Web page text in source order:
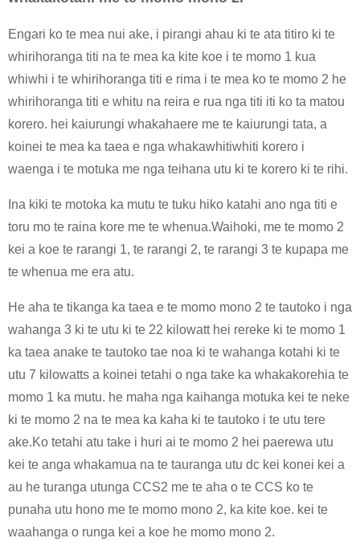
Engari ko te mea nui ake, i pirangi ahau ki te ata titiro ki te
whirihoranga titi na te mea ka kite koe i te momo 1 kua
whiwhi i te whirihoranga titi e rima i te mea ko te momo 2 he
whirihoranga titi e whitu na reira e rua nga titi iti ko ta matou
korero. hei kaiurungi whakahaere me te kaiurungi tata, a
koinei te mea ka taea e nga whakawhitiwhiti korero i
waenga i te motuka me nga teihana utu ki te korero ki te rihi.
Ina kiki te motoka ka mutu te tuku hiko katahi ano nga titi e
toru mo te raina kore me te whenua.Waihoki, me te momo 2
kei a koe te rarangi 1, te rarangi 2, te rarangi 3 te kupapa me
te whenua me era atu.
He aha te tikanga ka taea e te momo mono 2 te tautoko i nga
wahanga 3 ki te utu ki te 22 kilowatt hei rereke ki te momo 1
ka taea anake te tautoko tae noa ki te wahanga kotahi ki te
utu 7 kilowatts a koinei tetahi o nga take ka whakakorehia te
momo 1 ka mutu. he maha nga kaihanga motuka kei te neke
ki te momo 2 na te mea ka kaha ki te tautoko i te utu tere
ake.Ko tetahi atu take i huri ai te momo 2 hei paerewa utu
kei te anga whakamua na te tauranga utu dc kei konei kei a
au he turanga utunga CCS2 me te aha o te CCS ko te
punaha utu hono me te momo mono 2, ka kite koe. kei te
waahanga o runga kei a koe he momo mono 2.